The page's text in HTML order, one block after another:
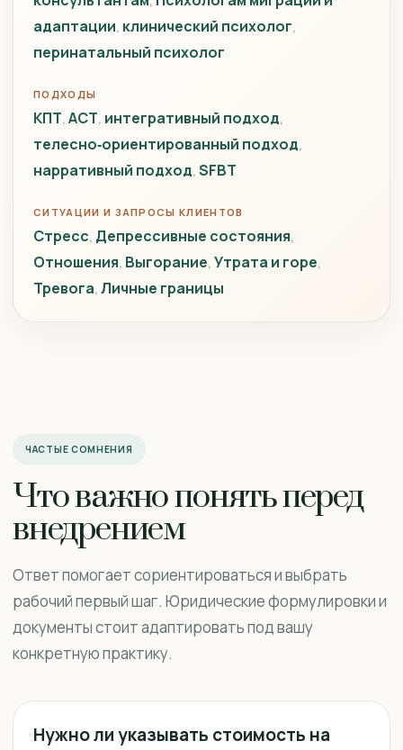
адаптации клинический психолог
перинатальный психолог
ПОДХОДЫ
КПТ ACT интегративный подход
телесно‑ориентированный подход
нарративный подход SFBT
СИТУАЦИИ И ЗАПРОСЫ КЛИЕНТОВ
Стресс Депрессивные состояния
Отношения Выгорание Утрата и горе
Тревога Личные границы
ЧАСТЫЕ СОМНЕНИЯ
Что важно понять перед
внедрением
Ответ помогает сориентироваться и выбрать
рабочий первый шаг. Юридические формулировки и
документы стоит адаптировать под вашу
конкретную практику.
Нужно ли указывать стоимость на